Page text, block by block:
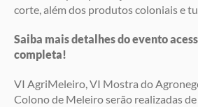
corte, além dos produtos coloniais e
Saiba mais detalhes do evento
completa!
VI AgriMeleiro, VI Mostra do
Colono de Meleiro serão realizadas